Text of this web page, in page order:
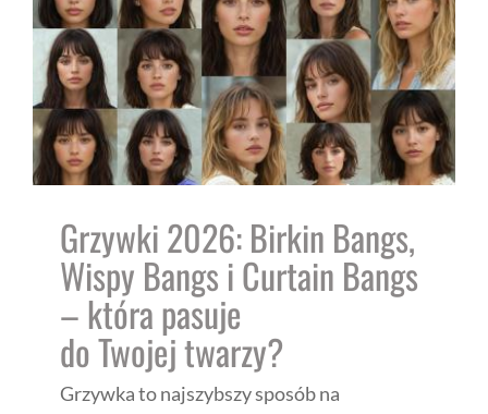
Grzywki 2026: Birkin Bangs,
Wispy Bangs i Curtain Bangs
– która pasuje
do Twojej twarzy?
Grzywka to najszybszy sposób na